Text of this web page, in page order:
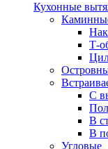
Кухонные
Т-
С
В
В
Угловые